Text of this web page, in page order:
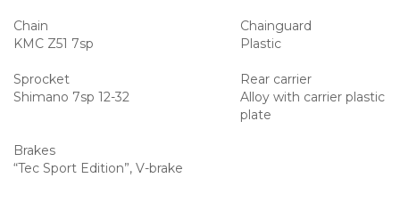
Chain
KMC Z51 7sp
Chainguard
Plastic
Sprocket
Shimano 7sp 12-32
Rear carrier
Alloy with carrier plastic
plate
Brakes
“Tec Sport Edition”, V-brake